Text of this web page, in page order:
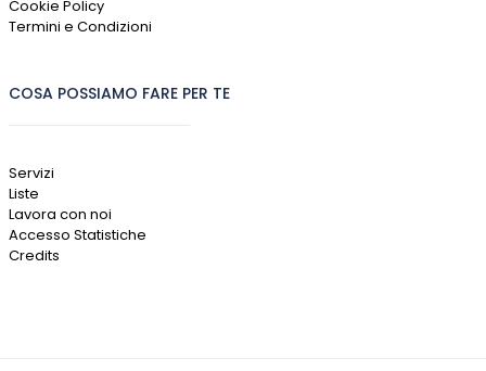
Cookie Policy
Termini e Condizioni
COSA POSSIAMO FARE PER TE
Servizi
Liste
Lavora con noi
Accesso Statistiche
Credits